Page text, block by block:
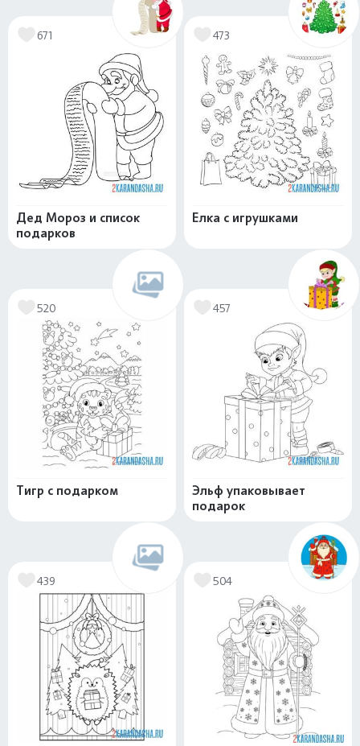
671
Дед Мороз и список
подарков
473
Елка с игрушками
520
Тигр с подарком
457
Эльф упаковывает
подарок
439 504